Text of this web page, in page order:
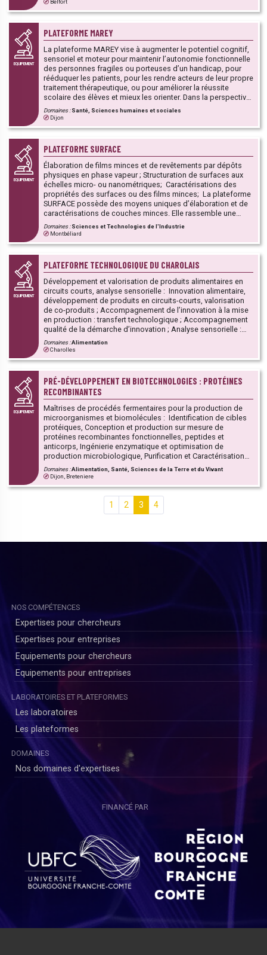
Belfort
EQUIPEMENT
PLATEFORME MAREY
La plateforme MAREY vise à augmenter le potentiel cognitif,
sensoriel et moteur pour maintenir l’autonomie fonctionnelle
des personnes fragiles ou porteuses d’un handicap, pour
rééduquer les patients, pour les rendre acteurs de leur propre
traitement thérapeutique, ou pour améliorer la réussite
scolaire des élèves et mieux les orienter. Dans la perspective
d’une ingénierie de l’accompagnement de la personne, la
Plateforme MAREY propose des dispositifs de
réentraînement, d’optimisation des performances de
aussi l’utilisation de technologies numériques (réalité
virtuelle ou augmentée), et de neuroimagerie comme la TMS,
la fNIRS ou l’EEG.
Domaines :Santé, Sciences humaines et sociales
Dijon
EQUIPEMENT
PLATEFORME SURFACE
Élaboration de films minces et de revêtements par dépôts
physiques en phase vapeur ; Structuration de surfaces aux
échelles micro- ou nanométriques; Caractérisations des
propriétés des surfaces ou des films minces; La plateforme
SURFACE possède des moyens uniques d’élaboration et de
caractérisations de couches minces. Elle rassemble une
quinzaine de spécialistes de ces domaines et un parc
expérimental estimé à 6 millions d'euro.
Domaines :Sciences et Technologies de l'Industrie
Montbéliard
EQUIPEMENT
PLATEFORME TECHNOLOGIQUE DU CHAROLAIS
Développement et valorisation de produits alimentaires en
circuits courts, analyse sensorielle : Innovation alimentaire,
développement de produits en circuits-courts, valorisation
de co-produits ; Accompagnement de l’innovation à la mise
en production : transfert technologique ; Accompagnement
qualité de la démarche d’innovation ; Analyse sensorielle :
création et formation de jurys qualifiés, caractérisation
organoleptique de produits, conformité/cahier des charges,
tests consommateurs. Cette Plateforme fait partie d’un
dont l’objectif est de mutualiser les moyens techniques et les
compétences des établissements publics d'enseignement
(lycées polyvalents et professionnels, EPLEFPA) et des
établissements d'enseignement supérieur et de recherche,
au service du développement et de l’innovation des TPE/PME
et PMI.
Domaines :Alimentation
Charolles
EQUIPEMENT
PRÉ-DÉVELOPPEMENT EN BIOTECHNOLOGIES : PROTÉINES
RECOMBINANTES
Maîtrises de procédés fermentaires pour la production de
microorganismes et biomolécules : Identification de cibles
protéiques, Conception et production sur mesure de
protéines recombinantes fonctionnelles, peptides et
anticorps, Ingénierie enzymatique et optimisation de
production microbiologique, Purification et Caractérisation
des biomolécules produites (stabilité, interactions, …),
Montée en échelle : de la preuve de concept au stade pré
industriel, Détection & quantification des endotoxines,
Formations & Conseil.
Domaines :Alimentation, Santé, Sciences de la Terre et du Vivant
Dijon, Breteniere
1 2 3 4
NOS COMPÉTENCES
Expertises pour chercheurs
Expertises pour entreprises
Equipements pour chercheurs
Equipements pour entreprises
LABORATOIRES ET PLATEFORMES
Les laboratoires
Les plateformes
DOMAINES
Nos domaines d'expertises
FINANCÉ PAR